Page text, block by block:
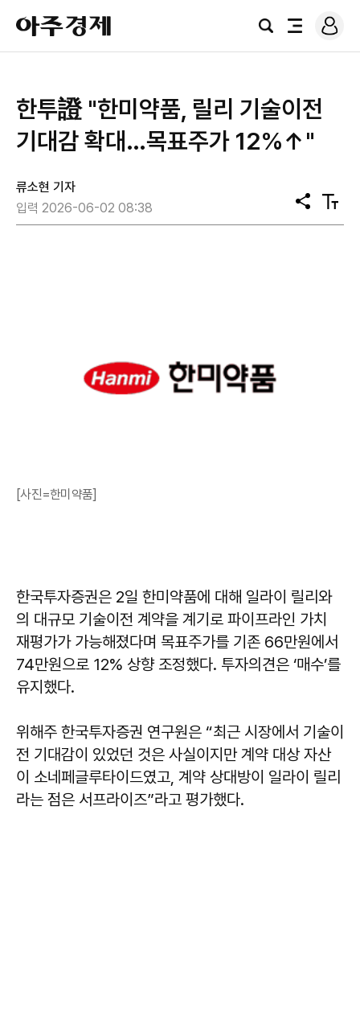
아
주
경
검
전
로
그
한투證 "한미약품, 릴리 기술이전
기대감 확대…목표주가 12%↑"
류소현 기자
입력 2026-06-02 08:38
공
유
텍
스
[사진=한미약품]
한국투자증권은 2일 한미약품에 대해 일라이 릴리와
의 대규모 기술이전 계약을 계기로 파이프라인 가치
재평가가 가능해졌다며 목표주가를 기존 66만원에서
74만원으로 12% 상향 조정했다. 투자의견은 ‘매수’를
유지했다.
위해주 한국투자증권 연구원은 “최근 시장에서 기술이
전 기대감이 있었던 것은 사실이지만 계약 대상 자산
이 소네페글루타이드였고, 계약 상대방이 일라이 릴리
라는 점은 서프라이즈”라고 평가했다.